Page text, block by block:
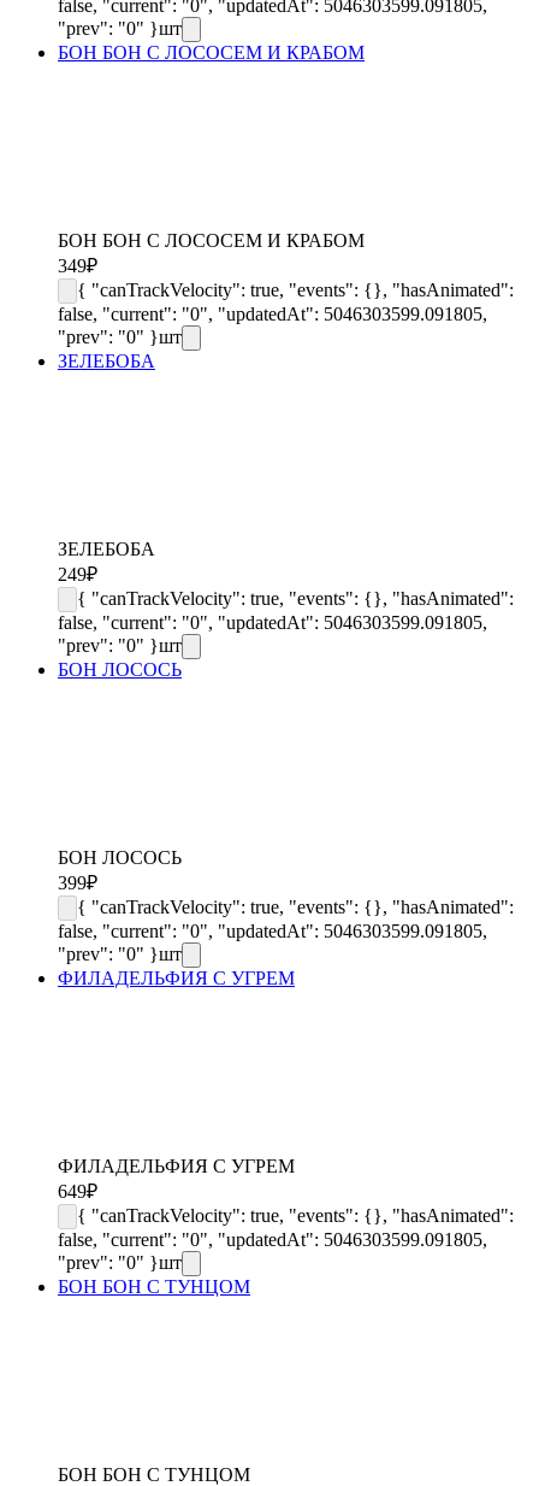
false, "current": "0", "updatedAt": 5046303599.091805,
"prev": "0" }шт
БОН БОН С ЛОСОСЕМ И КРАБОМ
БОН БОН С ЛОСОСЕМ И КРАБОМ
349₽
{ "canTrackVelocity": true, "events": {}, "hasAnimated":
false, "current": "0", "updatedAt": 5046303599.091805,
"prev": "0" }шт
ЗЕЛЕБОБА
ЗЕЛЕБОБА
249₽
{ "canTrackVelocity": true, "events": {}, "hasAnimated":
false, "current": "0", "updatedAt": 5046303599.091805,
"prev": "0" }шт
БОН ЛОСОСЬ
БОН ЛОСОСЬ
399₽
{ "canTrackVelocity": true, "events": {}, "hasAnimated":
false, "current": "0", "updatedAt": 5046303599.091805,
"prev": "0" }шт
ФИЛАДЕЛЬФИЯ С УГРЕМ
ФИЛАДЕЛЬФИЯ С УГРЕМ
649₽
{ "canTrackVelocity": true, "events": {}, "hasAnimated":
false, "current": "0", "updatedAt": 5046303599.091805,
"prev": "0" }шт
БОН БОН С ТУНЦОМ
БОН БОН С ТУНЦОМ